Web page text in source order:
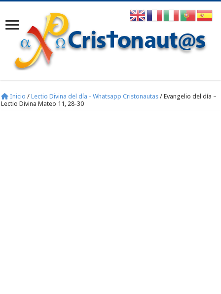
Inicio / Lectio Divina del día - Whatsapp Cristonautas / Evangelio del día –
Lectio Divina Mateo 11, 28-30